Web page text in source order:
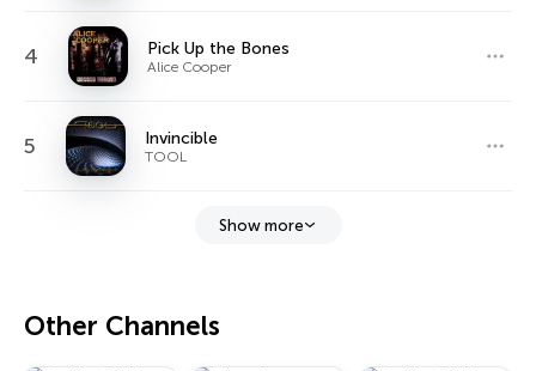
4 Pick Up the Bones
Alice Cooper
5 Invincible
TOOL
Show more
Other Channels